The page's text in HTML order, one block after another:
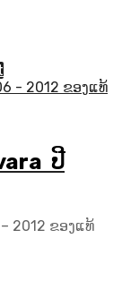
ປີ
2012 ຂອງແທ້